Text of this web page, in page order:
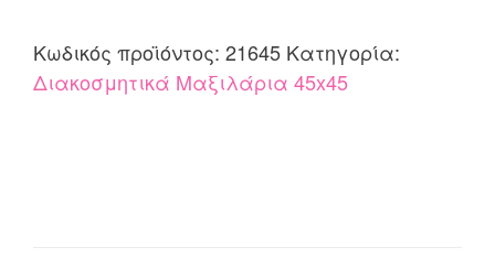
quantity
Κωδικός προϊόντος: 21645 Κατηγορία:
Διακοσμητικά Μαξιλάρια 45x45